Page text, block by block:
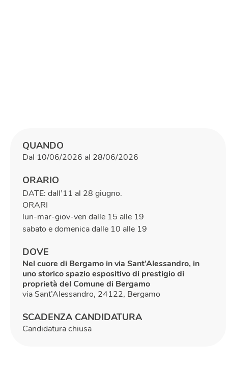
QUANDO
Dal 10/06/2026 al 28/06/2026
ORARIO
DATE: dall’11 al 28 giugno.
ORARI
lun-mar-giov-ven dalle 15 alle 19
sabato e domenica dalle 10 alle 19
DOVE
Nel cuore di Bergamo in via Sant’Alessandro, in
uno storico spazio espositivo di prestigio di
proprietà del Comune di Bergamo
via Sant’Alessandro, 24122, Bergamo
SCADENZA CANDIDATURA
Candidatura chiusa